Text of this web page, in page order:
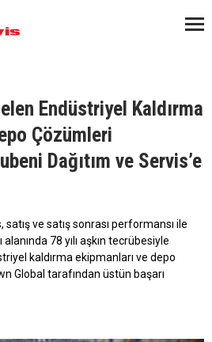
Endüstriyel Kaldırma
Çözümleri
Dağıtım ve Servis’e
satış ve satış sonrası performansı ile
78 yılı aşkın tecrübesiyle
kaldırma ekipmanları ve depo
Global tarafından üstün başarı